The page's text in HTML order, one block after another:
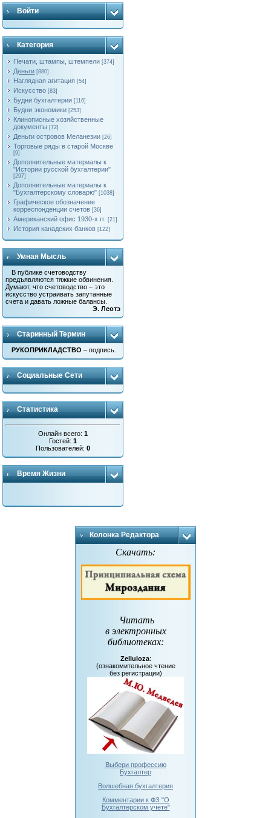
Войти
Категория
Печати, штампы, штемпели [374]
Деньги [880]
Наглядная агитация [54]
Искусство [83]
Будни бухгалтерии [116]
Будни экономики [253]
Клинописные хозяйственные
документы [72]
Деньги островов Меланезии [26]
Торговые ряды в старой Москве
[9]
Дополнительные материалы к
"Истории русской бухгалтерии"
[297]
Дополнительные материалы к
"Бухгалтерскому словарю" [1038]
Графическое обозначение
корреспонденции счетов [36]
Американский офис 1930-х гг. [21]
История канадских банков [122]
Умная Мысль
В публике счетоводству
предъявляются тяжкие обвинения.
Думают, что счетоводство – это
искусство устраивать запутанные
счета и давать ложные балансы.
Э. Леотэ
Старинный Термин
РУКОПРИКЛАДСТВО – подпись.
Социальные Сети
Статистика
Онлайн всего:1
Гостей:1
Пользователей:0
Время Жизни
Колонка Редактора
Скачать:
Читать
в электронных
библиотеках:
Zelluloza:
(ознакомительное чтение
без регистрации)
Выбери профессию
Бухгалтер
Волшебная бухгалтерия
Комментарии к ФЗ "О
Бухгалтерском учете"